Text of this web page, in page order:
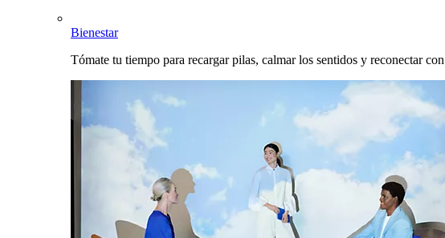
Bienestar
Tómate tu tiempo para recargar pilas, calmar los sentidos y reconectar